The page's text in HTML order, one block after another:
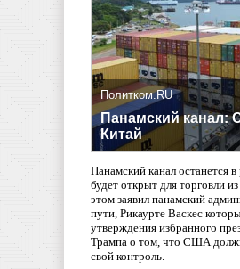
Политком.RU
Панамский канал:
Китай
Панамский канал останется
будет открыт для торговли
этом заявил панамский
пути, Рикаурте Васкес
утверждения избранного
Трампа о том, что США
свой контроль.